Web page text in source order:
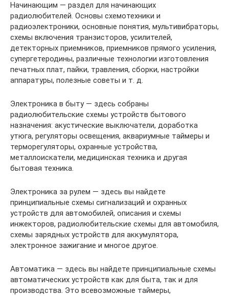
Начинающим — раздел для начинающих
радиолюбителей. Основы схемотехники и
радиоэлектроники, основные понятия, мультивибраторы,
схемы включения транзисторов, усилителей,
детекторных приемников, приемников прямого усиления,
супергетеродины, различные технологии изготовления
печатных плат, пайки, травления, сборки, настройки
аппаратуры, полезные советы и т. д.
Электроника в быту — здесь собраны
радиолюбительские схемы устройств бытового
назначения: акустические выключатели, доработка
утюга, регуляторы освещения, аквариумные таймеры и
терморегуляторы, охранные устройства,
металлоискатели, медицинская техника и другая
бытовая техника.
Электроника за рулем — здесь вы найдете
принципиальные схемы сигнализаций и охранных
устройств для автомобилей, описания и схемы
инжекторов, радиолюбительские схемы для автомобиля,
схемы зарядных устройств для аккумулятора,
электронное зажигание и многое другое.
Автоматика — здесь вы найдете принципиальные схемы
автоматических устройств как для быта, так и для
производства. Это всевозможные таймеры,